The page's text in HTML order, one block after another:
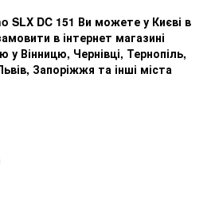
SLX DC 151 Ви можете у Києві в
в інтернет магазині
Вінницю, Чернівці, Тернопіль,
Запоріжжя та інші міста